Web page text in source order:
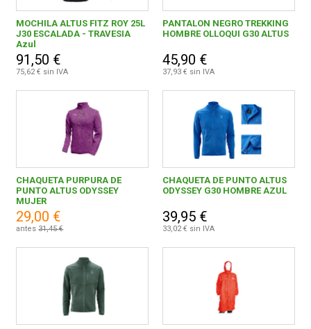
MOCHILA ALTUS FITZ ROY 25L
J30 ESCALADA - TRAVESIA
Azul
91,50 €
75,62 € sin IVA
PANTALON NEGRO TREKKING
HOMBRE OLLOQUI G30 ALTUS
45,90 €
37,93 € sin IVA
CHAQUETA PURPURA DE
PUNTO ALTUS ODYSSEY
MUJER
29,00 €
antes31,45 €
CHAQUETA DE PUNTO ALTUS
ODYSSEY G30 HOMBRE AZUL
39,95 €
33,02 € sin IVA